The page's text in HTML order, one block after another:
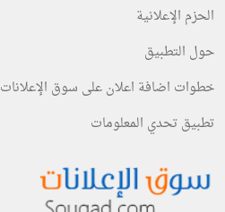
الحزم الإعلانية
حول التطبيق
خطوات اضافة اعلان على سوق الإعلانات
تطبيق تحدي المعلومات